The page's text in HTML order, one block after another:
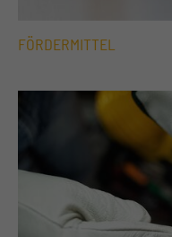
FÖRDERMITTEL